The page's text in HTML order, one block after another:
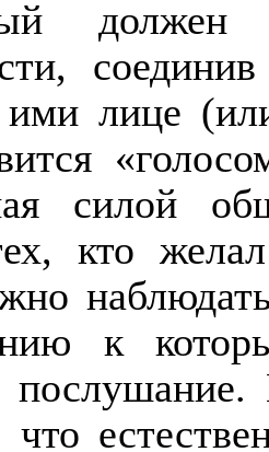
должен
лице
силой
кто
к
что